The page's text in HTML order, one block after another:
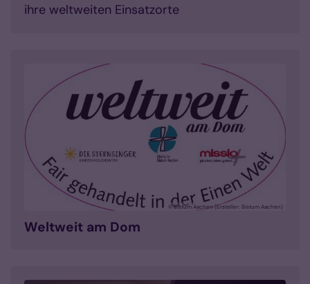
ihre weltweiten Einsatzorte
© Bistum Aachen (Ersteller: Bistum Aachen)
Weltweit am Dom